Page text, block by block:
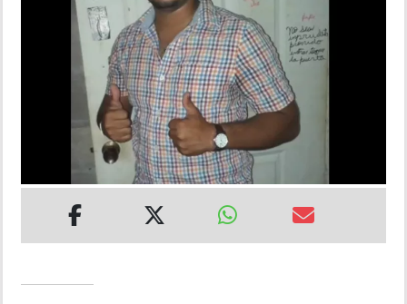
DEPORTES
IMPRESO